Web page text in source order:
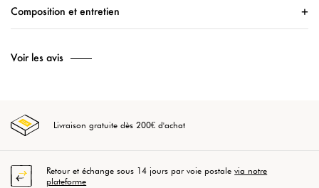
Composition et entretien
Voir les avis
Livraison gratuite dès 200€ d'achat
Retour et échange sous 14 jours par voie postalevia notre
plateforme